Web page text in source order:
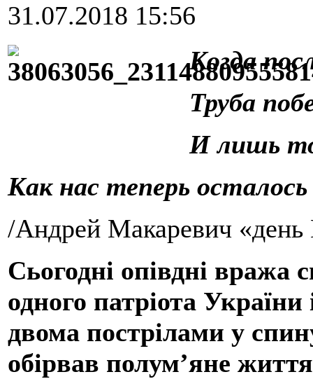
31.07.2018 15:56
Когда
Труба
И лишь
Как нас теперь
/Андрей Макаревич «день
Сьогодні опівдні вража
одного патріота
двома пострілами у
обірвав полум’яне